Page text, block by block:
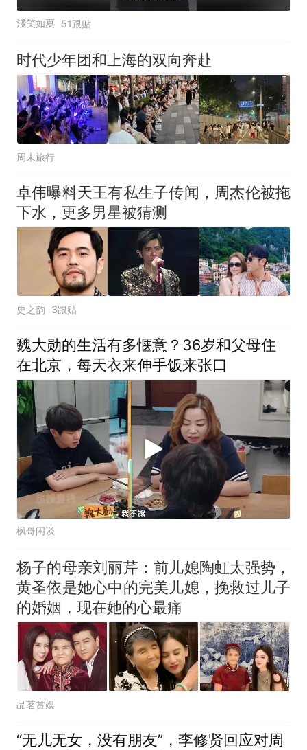
淺笑如夏 51跟贴
时代少年团和上海的双向奔赴
周末旅行
卓伟曝料天王有私生子传闻，周杰伦被拖
下水，更多男星被猜测
史之韵 3跟贴
魏大勋的生活有多惬意？36岁和父母住
在北京，每天衣来伸手饭来张口
枫哥闲谈
杨子的母亲刘丽芹：前儿媳陶虹太强势，
黄圣依是她心中的完美儿媳，挽救过儿子
的婚姻，现在她的心最痛
品茗赏娱
“无儿无女，没有朋友”，李修贤回应对周